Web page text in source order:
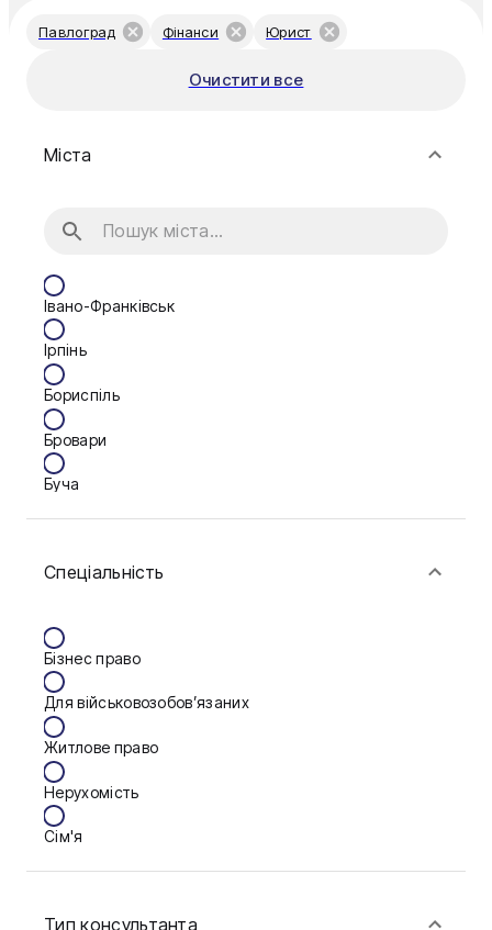
Павлоград Фінанси Юрист
Очистити все
Міста
Івано-Франківськ
Ірпінь
Бориспіль
Бровари
Буча
Васильків
Дніпро
Запоріжжя
Калуш
Кам'янське
Ковель
Спеціальність
Бізнес право
Для військовозобов’язаних
Житлове право
Нерухомість
Сім'я
Тип консультанта